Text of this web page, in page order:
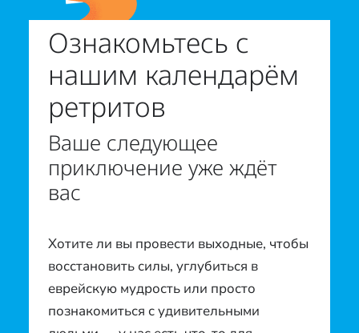
Ознакомьтесь с
нашим календарём
ретритов
Ваше следующее
приключение уже ждёт
вас
Хотите ли вы провести выходные, чтобы
восстановить силы, углубиться в
еврейскую мудрость или просто
познакомиться с удивительными